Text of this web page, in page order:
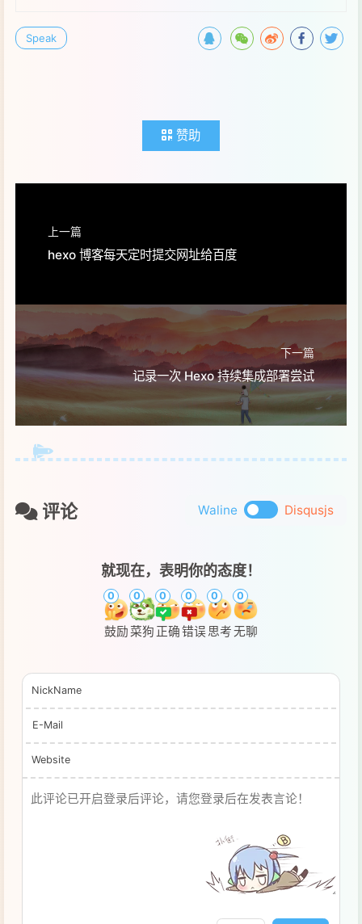
Speak
赞助
上一篇
hexo 博客每天定时提交网址给百度
下一篇
记录一次 Hexo 持续集成部署尝试
评论 Waline Disqusjs
就现在，表明你的态度！
0
鼓励
0
菜狗
0
正确
0
错误
0
思考
0
无聊
NickName
E-Mail
Website